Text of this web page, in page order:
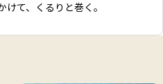
て、くるりと巻く。